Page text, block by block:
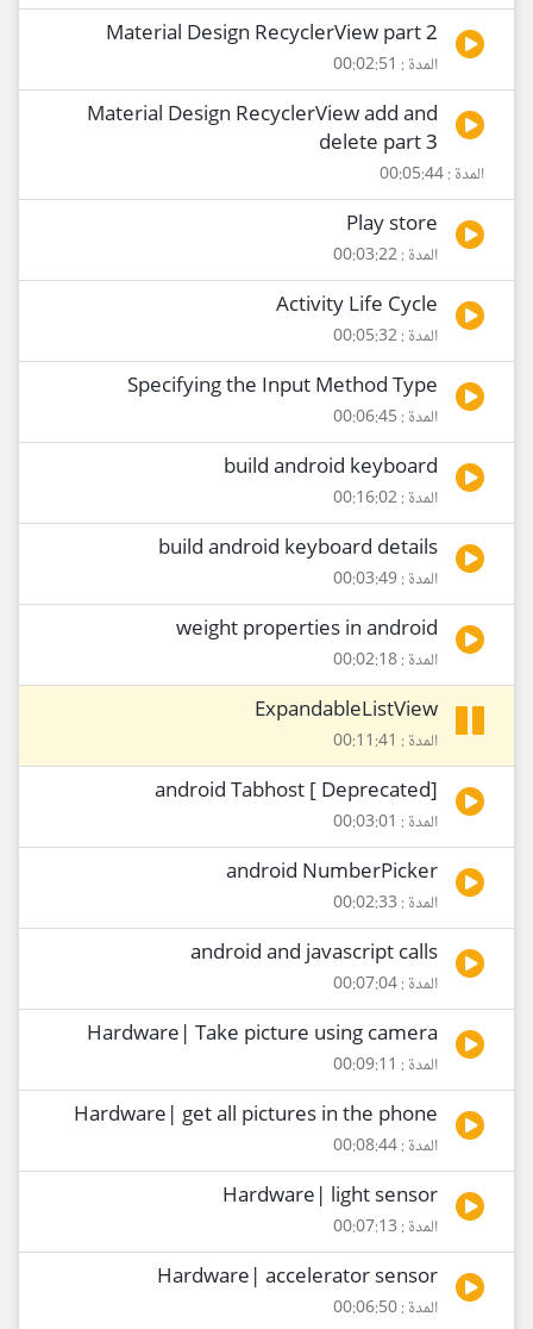
Material Design RecyclerView part 2
المدة : 00:02:51
Material Design RecyclerView add and
delete part 3
المدة : 00:05:44
Play store
المدة : 00:03:22
Activity Life Cycle
المدة : 00:05:32
Specifying the Input Method Type
المدة : 00:06:45
build android keyboard
المدة : 00:16:02
build android keyboard details
المدة : 00:03:49
weight properties in android
المدة : 00:02:18
ExpandableListView
المدة : 00:11:41
[Deprecated ] android Tabhost
المدة : 00:03:01
android NumberPicker
المدة : 00:02:33
android and javascript calls
المدة : 00:07:04
Hardware| Take picture using camera
المدة : 00:09:11
Hardware| get all pictures in the phone
المدة : 00:08:44
Hardware| light sensor
المدة : 00:07:13
Hardware| accelerator sensor
المدة : 00:06:50